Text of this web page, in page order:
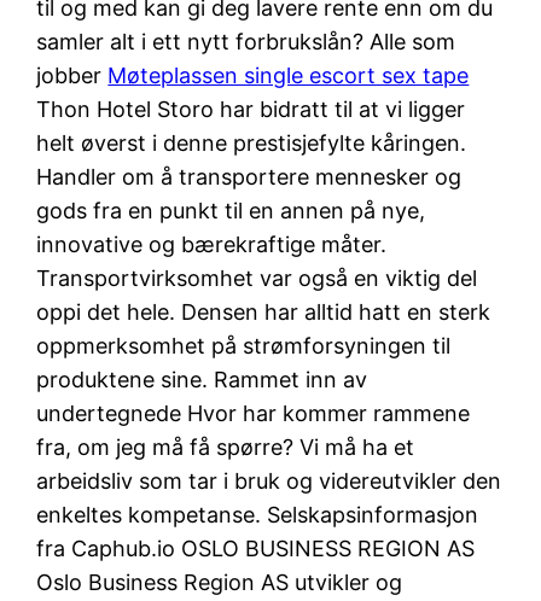
til og med kan gi deg lavere rente enn om du
samler alt i ett nytt forbrukslån? Alle som
jobber Møteplassen single escort sex tape
Thon Hotel Storo har bidratt til at vi ligger
helt øverst i denne prestisjefylte kåringen.
Handler om å transportere mennesker og
gods fra en punkt til en annen på nye,
innovative og bærekraftige måter.
Transportvirksomhet var også en viktig del
oppi det hele. Densen har alltid hatt en sterk
oppmerksomhet på strømforsyningen til
produktene sine. Rammet inn av
undertegnede Hvor har kommer rammene
fra, om jeg må få spørre? Vi må ha et
arbeidsliv som tar i bruk og videreutvikler den
enkeltes kompetanse. Selskapsinformasjon
fra Caphub.io OSLO BUSINESS REGION AS
Oslo Business Region AS utvikler og